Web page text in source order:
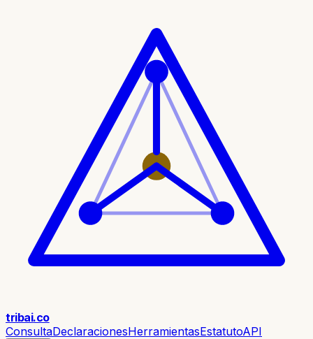
tribai.co
ConsultaDeclaracionesHerramientasEstatutoAPI